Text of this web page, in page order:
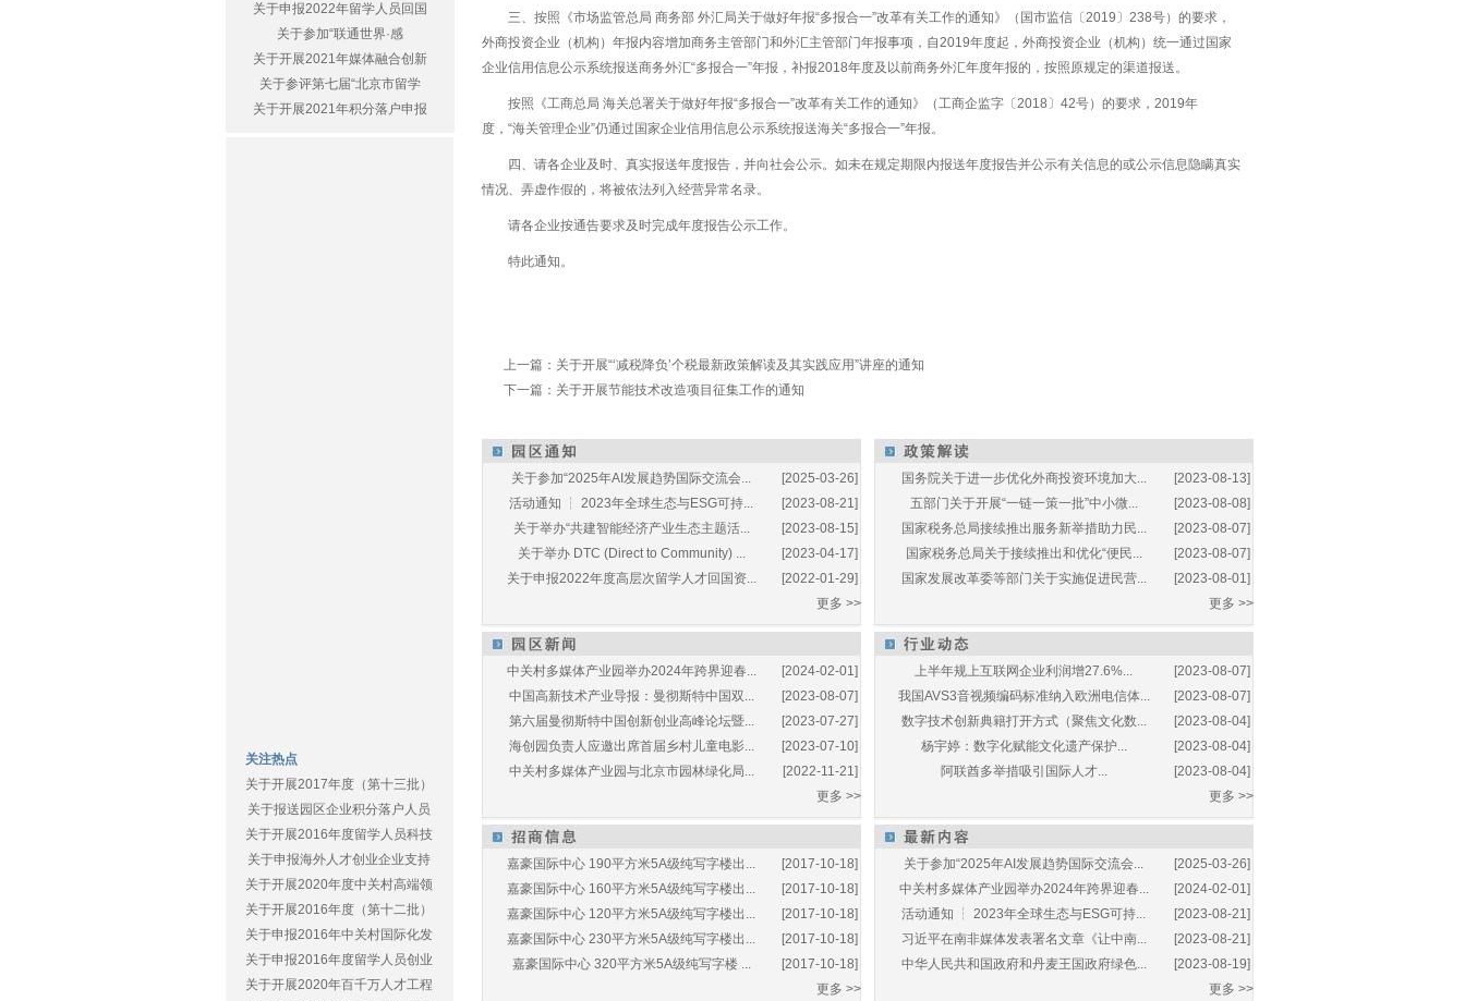
关于申报2022年留学人员回国
关于参加“联通世界·感
关于开展2021年媒体融合创新
关于参评第七届“北京市留学
关于开展2021年积分落户申报
关注热点
关于开展2017年度（第十三批）
关于报送园区企业积分落户人员
关于开展2016年度留学人员科技
关于申报海外人才创业企业支持
关于开展2020年度中关村高端领
关于开展2016年度（第十二批）
关于申报2016年中关村国际化发
关于申报2016年度留学人员创业
关于开展2020年百千万人才工程
三、按照《市场监管总局 商务部 外汇局关于做好年报“多报合一”改革有关工作的通知》（国市监信〔2019〕238号）的要求，
外商投资企业（机构）年报内容增加商务主管部门和外汇主管部门年报事项，自2019年度起，外商投资企业（机构）统一通过国家
企业信用信息公示系统报送商务外汇“多报合一”年报，补报2018年度及以前商务外汇年度年报的，按照原规定的渠道报送。
按照《工商总局 海关总署关于做好年报“多报合一”改革有关工作的通知》（工商企监字〔2018〕42号）的要求，2019年
度，“海关管理企业”仍通过国家企业信用信息公示系统报送海关“多报合一”年报。
四、请各企业及时、真实报送年度报告，并向社会公示。如未在规定期限内报送年度报告并公示有关信息的或公示信息隐瞒真实
情况、弄虚作假的，将被依法列入经营异常名录。
请各企业按通告要求及时完成年度报告公示工作。
特此通知。
上一篇： 关于开展“‘减税降负’个税最新政策解读及其实践应用”讲座的通知
下一篇： 关于开展节能技术改造项目征集工作的通知
[2025-03-26]
关于参加“2025年AI发展趋势国际交流会...
[2023-08-21]
活动通知 ┆ 2023年全球生态与ESG可持...
[2023-08-15]
关于举办“共建智能经济产业生态主题活...
[2023-04-17]
关于举办 DTC (Direct to Community) ...
[2022-01-29]
关于申报2022年度高层次留学人才回国资...
更多 >>
[2023-08-13]
国务院关于进一步优化外商投资环境加大...
[2023-08-08]
五部门关于开展“一链一策一批”中小微...
[2023-08-07]
国家税务总局接续推出服务新举措助力民...
[2023-08-07]
国家税务总局关于接续推出和优化“便民...
[2023-08-01]
国家发展改革委等部门关于实施促进民营...
更多 >>
[2024-02-01]
中关村多媒体产业园举办2024年跨界迎春...
[2023-08-07]
中国高新技术产业导报：曼彻斯特中国双...
[2023-07-27]
第六届曼彻斯特中国创新创业高峰论坛暨...
[2023-07-10]
海创园负责人应邀出席首届乡村儿童电影...
[2022-11-21]
中关村多媒体产业园与北京市园林绿化局...
更多 >>
[2023-08-07]
上半年规上互联网企业利润增27.6%...
[2023-08-07]
我国AVS3音视频编码标准纳入欧洲电信体...
[2023-08-04]
数字技术创新典籍打开方式（聚焦文化数...
[2023-08-04]
杨宇婷：数字化赋能文化遗产保护...
[2023-08-04]
阿联酋多举措吸引国际人才...
更多 >>
[2017-10-18]
嘉豪国际中心 190平方米5A级纯写字楼出...
[2017-10-18]
嘉豪国际中心 160平方米5A级纯写字楼出...
[2017-10-18]
嘉豪国际中心 120平方米5A级纯写字楼出...
[2017-10-18]
嘉豪国际中心 230平方米5A级纯写字楼出...
[2017-10-18]
嘉豪国际中心 320平方米5A级纯写字楼 ...
更多 >>
[2025-03-26]
关于参加“2025年AI发展趋势国际交流会...
[2024-02-01]
中关村多媒体产业园举办2024年跨界迎春...
[2023-08-21]
活动通知 ┆ 2023年全球生态与ESG可持...
[2023-08-21]
习近平在南非媒体发表署名文章《让中南...
[2023-08-19]
中华人民共和国政府和丹麦王国政府绿色...
更多 >>